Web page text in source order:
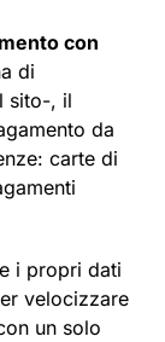
con
di
sito-, il
da
carte di
i propri dati
velocizzare
un solo